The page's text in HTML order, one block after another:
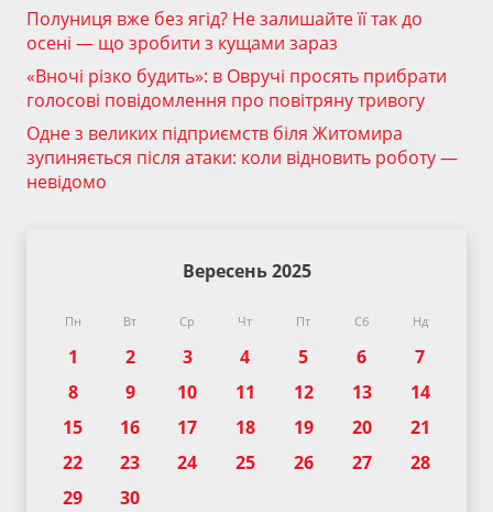
Полуниця вже без ягід? Не залишайте її так до
осені — що зробити з кущами зараз
«Вночі різко будить»: в Овручі просять прибрати
голосові повідомлення про повітряну тривогу
Одне з великих підприємств біля Житомира
зупиняється після атаки: коли відновить роботу —
невідомо
Вересень 2025
Пн Вт Ср Чт Пт Сб Нд
1 2 3 4 5 6
7
8
9 10 11 12 13
14
15
16 17 18 19 20
21
22
23 24 25 26 27
28
29
30